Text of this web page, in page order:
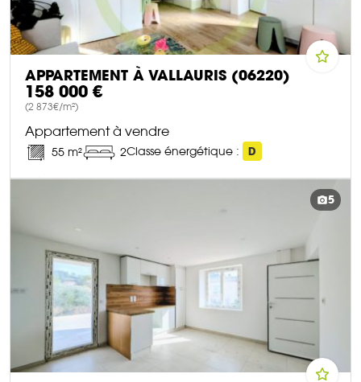
APPARTEMENT À VALLAURIS (06220)
158 000 €
(2 873€/m²)
Appartement à vendre
55 m² 2Classe énergétique : D
5